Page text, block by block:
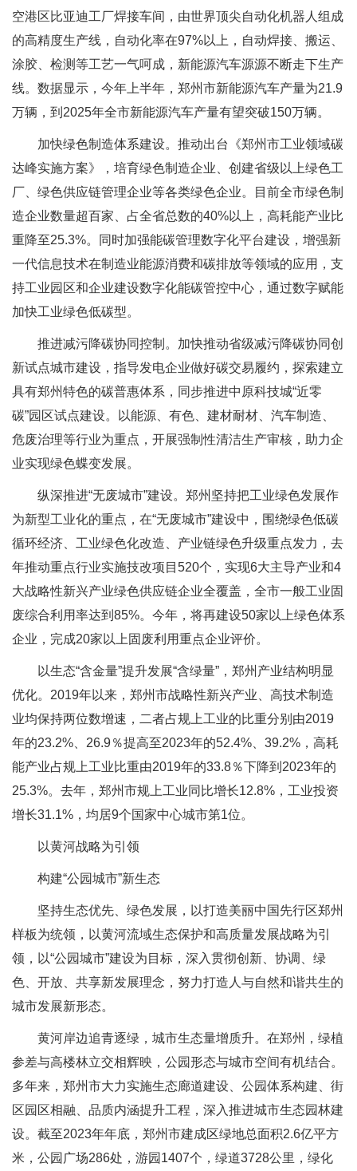
空港区比亚迪工厂焊接车间，由世界顶尖自动化机器人组成
的高精度生产线，自动化率在97%以上，自动焊接、搬运、
涂胶、检测等工艺一气呵成，新能源汽车源源不断走下生产
线。数据显示，今年上半年，郑州市新能源汽车产量为21.9
万辆，到2025年全市新能源汽车产量有望突破150万辆。
加快绿色制造体系建设。推动出台《郑州市工业领域碳
达峰实施方案》，培育绿色制造企业、创建省级以上绿色工
厂、绿色供应链管理企业等各类绿色企业。目前全市绿色制
造企业数量超百家、占全省总数的40%以上，高耗能产业比
重降至25.3%。同时加强能碳管理数字化平台建设，增强新
一代信息技术在制造业能源消费和碳排放等领域的应用，支
持工业园区和企业建设数字化能碳管控中心，通过数字赋能
加快工业绿色低碳型。
推进减污降碳协同控制。加快推动省级减污降碳协同创
新试点城市建设，指导发电企业做好碳交易履约，探索建立
具有郑州特色的碳普惠体系，同步推进中原科技城“近零
碳”园区试点建设。以能源、有色、建材耐材、汽车制造、
危废治理等行业为重点，开展强制性清洁生产审核，助力企
业实现绿色蝶变发展。
纵深推进“无废城市”建设。郑州坚持把工业绿色发展作
为新型工业化的重点，在“无废城市”建设中，围绕绿色低碳
循环经济、工业绿色化改造、产业链绿色升级重点发力，去
年推动重点行业实施技改项目520个，实现6大主导产业和4
大战略性新兴产业绿色供应链企业全覆盖，全市一般工业固
废综合利用率达到85%。今年，将再建设50家以上绿色体系
企业，完成20家以上固废利用重点企业评价。
以生态“含金量”提升发展“含绿量”，郑州产业结构明显
优化。2019年以来，郑州市战略性新兴产业、高技术制造
业均保持两位数增速，二者占规上工业的比重分别由2019
年的23.2%、26.9％提高至2023年的52.4%、39.2%，高耗
能产业占规上工业比重由2019年的33.8％下降到2023年的
25.3%。去年，郑州市规上工业同比增长12.8%，工业投资
增长31.1%，均居9个国家中心城市第1位。
以黄河战略为引领
构建“公园城市”新生态
坚持生态优先、绿色发展，以打造美丽中国先行区郑州
样板为统领，以黄河流域生态保护和高质量发展战略为引
领，以“公园城市”建设为目标，深入贯彻创新、协调、绿
色、开放、共享新发展理念，努力打造人与自然和谐共生的
城市发展新形态。
黄河岸边追青逐绿，城市生态量增质升。在郑州，绿植
参差与高楼林立交相辉映，公园形态与城市空间有机结合。
多年来，郑州市大力实施生态廊道建设、公园体系构建、街
区园区相融、品质内涵提升工程，深入推进城市生态园林建
设。截至2023年年底，郑州市建成区绿地总面积2.6亿平方
米，公园广场286处，游园1407个，绿道3728公里，绿化